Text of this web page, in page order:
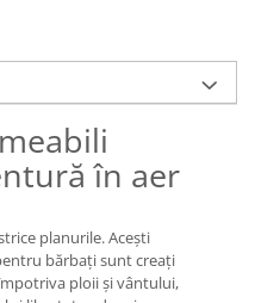
în aer
planurile. Acești
bărbați sunt creați
ploii și vântului,